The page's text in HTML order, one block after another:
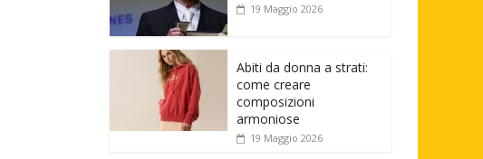
19 Maggio 2026
Abiti da donna a strati:
come creare
composizioni
armoniose
19 Maggio 2026